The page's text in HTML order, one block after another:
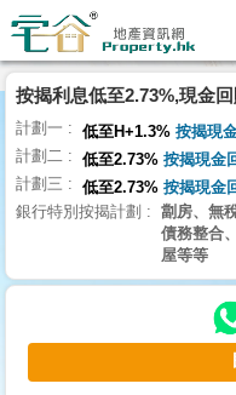
理
主
頁
搵
樓/
交
業
主
按揭利息低至2.73%,現金
計劃一 低至H+1.3% 按揭現
計劃二 低至2.73% 按揭現金
計劃三 低至2.73% 按揭現金
銀行特別按揭計劃
劏房、無
債務整合
屋等等